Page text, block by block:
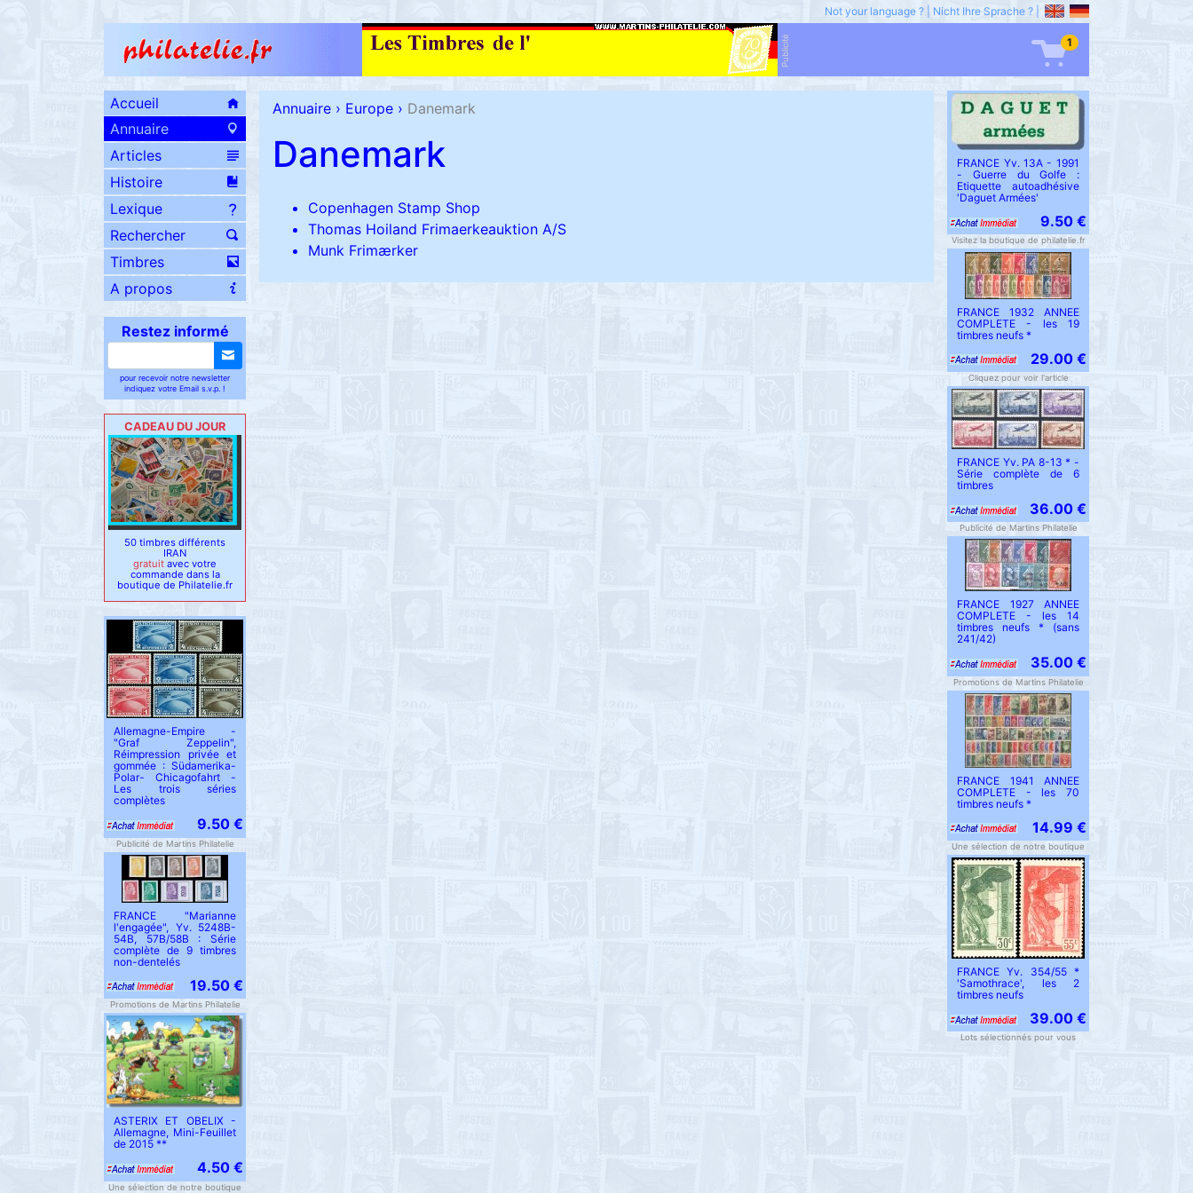
Not your language ? Nicht Ihre Sprache ?
Publicité 1
Accueil
Annuaire
Articles
Histoire
Lexique
Rechercher
Timbres
A propos
Restez informé
pour recevoir notre newsletter
indiquez votre Email s.v.p. !
CADEAU DU JOUR
50 timbres différents
IRAN
gratuit avec votre
commande dans la
boutique de Philatelie.fr
Allemagne-Empire -
"Graf Zeppelin",
Réimpression privée et
gommée : Südamerika-
Polar- Chicagofahrt -
Les trois séries
complètes
9.50 €
Publicité de Martins Philatelie
FRANCE "Marianne
l'engagée", Yv. 5248B-
54B, 57B/58B : Série
complète de 9 timbres
non-dentelés
19.50 €
Promotions de Martins Philatelie
ASTERIX ET OBELIX -
Allemagne, Mini-Feuillet
de 2015 **
4.50 €
Une sélection de notre boutique
Annuaire › Europe › Danemark
Danemark
Copenhagen Stamp Shop
Thomas Hoiland Frimaerkeauktion A/S
Munk Frimærker
FRANCE Yv. 13A - 1991
- Guerre du Golfe :
Etiquette autoadhésive
'Daguet Armées'
9.50 €
Visitez la boutique de philatelie.fr
FRANCE 1932 ANNEE
COMPLETE - les 19
timbres neufs *
29.00 €
Cliquez pour voir l'article
FRANCE Yv. PA 8-13 * -
Série complète de 6
timbres
36.00 €
Publicité de Martins Philatelie
FRANCE 1927 ANNEE
COMPLETE - les 14
timbres neufs * (sans
241/42)
35.00 €
Promotions de Martins Philatelie
FRANCE 1941 ANNEE
COMPLETE - les 70
timbres neufs *
14.99 €
Une sélection de notre boutique
FRANCE Yv. 354/55 *
'Samothrace', les 2
timbres neufs
39.00 €
Lots sélectionnés pour vous